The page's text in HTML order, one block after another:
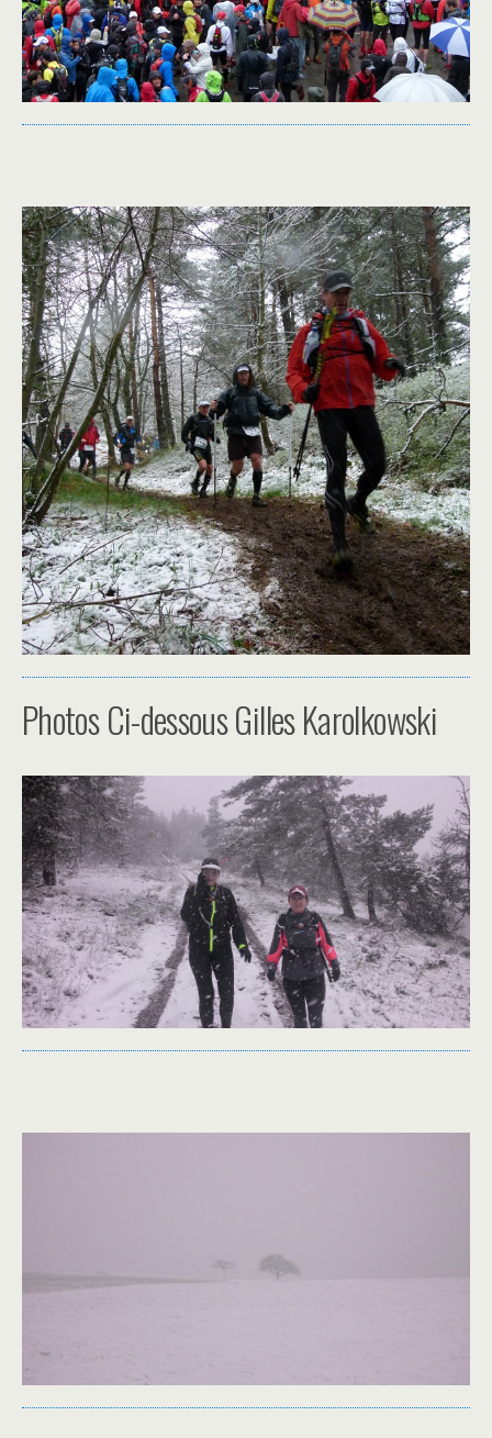
Photos Ci-dessous Gilles Karolkowski